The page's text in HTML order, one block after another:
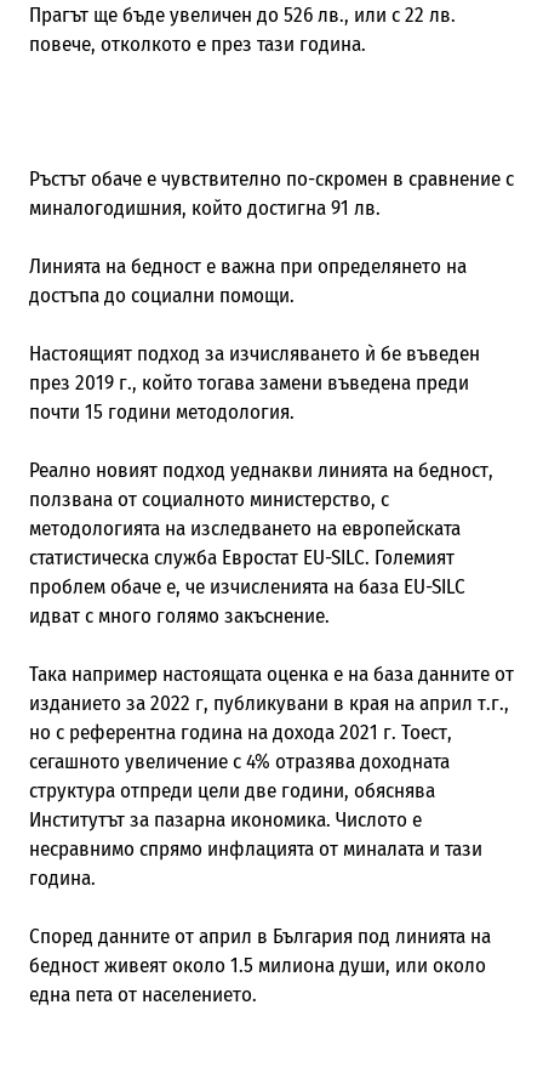
Прагът ще бъде увеличен до 526 лв., или с 22 лв.
повече, отколкото е през тази година.
Ръстът обаче е чувствително по-скромен в сравнение с
миналогодишния, който достигна 91 лв.
Линията на бедност е важна при определянето на
достъпа до социални помощи.
Настоящият подход за изчисляването ѝ бе въведен
през 2019 г., който тогава замени въведена преди
почти 15 години методология.
Реално новият подход уеднакви линията на бедност,
ползвана от социалното министерство, с
методологията на изследването на европейската
статистическа служба Евростат EU-SILC. Големият
проблем обаче е, че изчисленията на база EU-SILC
идват с много голямо закъснение.
Така например настоящата оценка е на база данните от
изданието за 2022 г, публикувани в края на април т.г.,
но с референтна година на дохода 2021 г. Тоест,
сегашното увеличение с 4% отразява доходната
структура отпреди цели две години, обяснява
Институтът за пазарна икономика. Числото е
несравнимо спрямо инфлацията от миналата и тази
година.
Според данните от април в България под линията на
бедност живеят около 1.5 милиона души, или около
една пета от населението.